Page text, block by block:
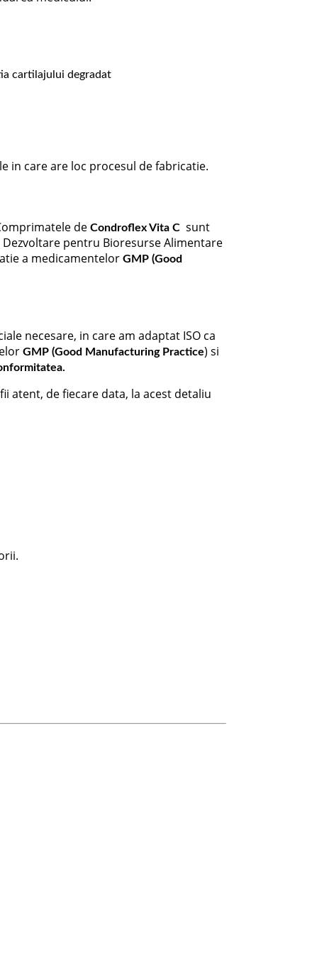
cartilajului degradat
in care are loc procesul de fabricatie.
de Condroflex Vita C sunt
pentru Bioresurse Alimentare
a medicamentelor GMP (Good
necesare, in care am adaptat ISO ca
GMP (Good Manufacturing Practice) si
atent, de fiecare data, la acest detaliu